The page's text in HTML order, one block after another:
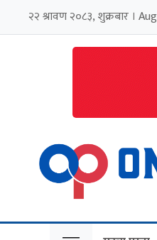
२२ श्रावण २०८३, शुक्रबार ।